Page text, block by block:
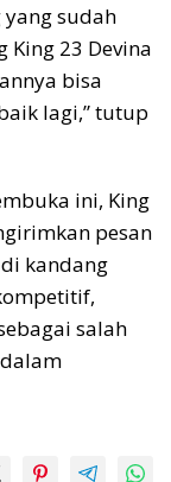
sudah
King 23 Devina
bisa
lagi,” tutup
ini, King
pesan
kandang
salah